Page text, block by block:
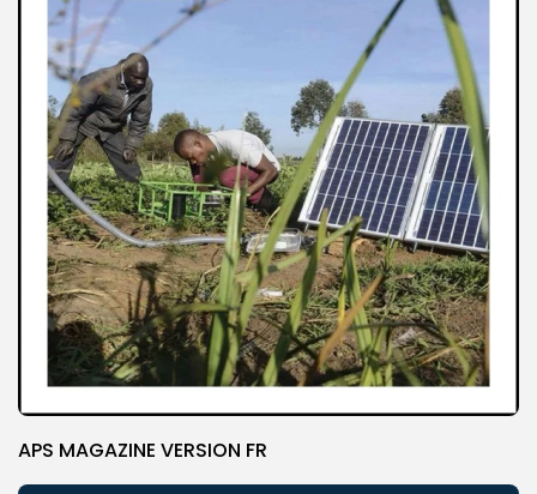
APS MAGAZINE VERSION FR